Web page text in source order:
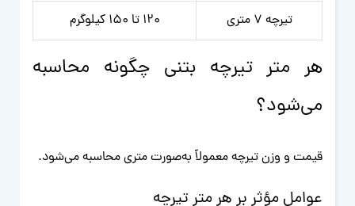
تیرچه 7 متری 120 تا 150 کیلوگرم
هر متر تیرچه بتنی چگونه محاسبه
می‌شود؟
قیمت و وزن تیرچه معمولاً به‌صورت متری محاسبه می‌شود.
عوامل مؤثر بر هر متر تیرچه